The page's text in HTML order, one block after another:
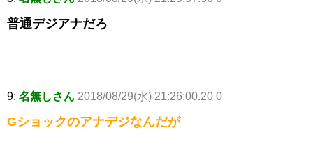
普通デジアナだろ
9: 名無しさん 2018/08/29(水) 21:26:00.20 0
Gショックのアナデジなんだが